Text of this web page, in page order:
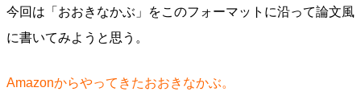
今回は「おおきなかぶ」をこのフォーマットに沿って論文風
に書いてみようと思う。
Amazonからやってきたおおきなかぶ。